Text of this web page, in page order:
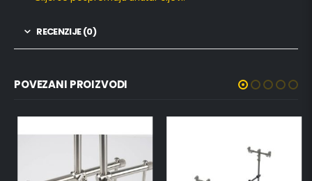
RECENZIJE (0)
POVEZANI PROIZVODI